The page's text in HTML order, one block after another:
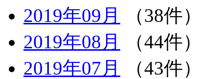
2019年09月
（38件）
2019年08月
（44件）
2019年07月
（43件）